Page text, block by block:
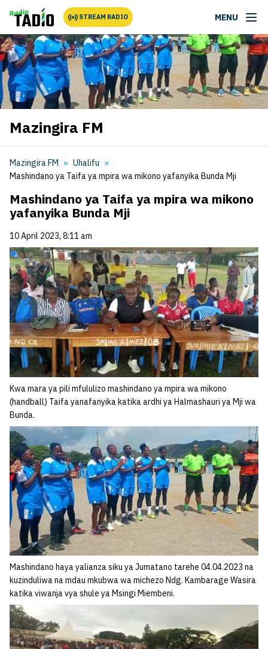
STREAM RADIO MENU
Mazingira FM
Mazingira FM
Uhalifu
Mashindano ya Taifa ya mpira wa mikono yafanyika Bunda Mji
Mashindano ya Taifa ya mpira wa mikono
yafanyika Bunda Mji
10 April 2023, 8:11 am
Kwa mara ya pili mfululizo mashindano ya mpira wa mikono
(handball) Taifa yanafanyika katika ardhi ya Halmashauri ya Mji wa
Bunda.
Mashindano haya yalianza siku ya Jumatano tarehe 04.04.2023 na
kuzinduliwa na mdau mkubwa wa michezo Ndg. Kambarage Wasira
katika viwanja vya shule ya Msingi Miembeni.